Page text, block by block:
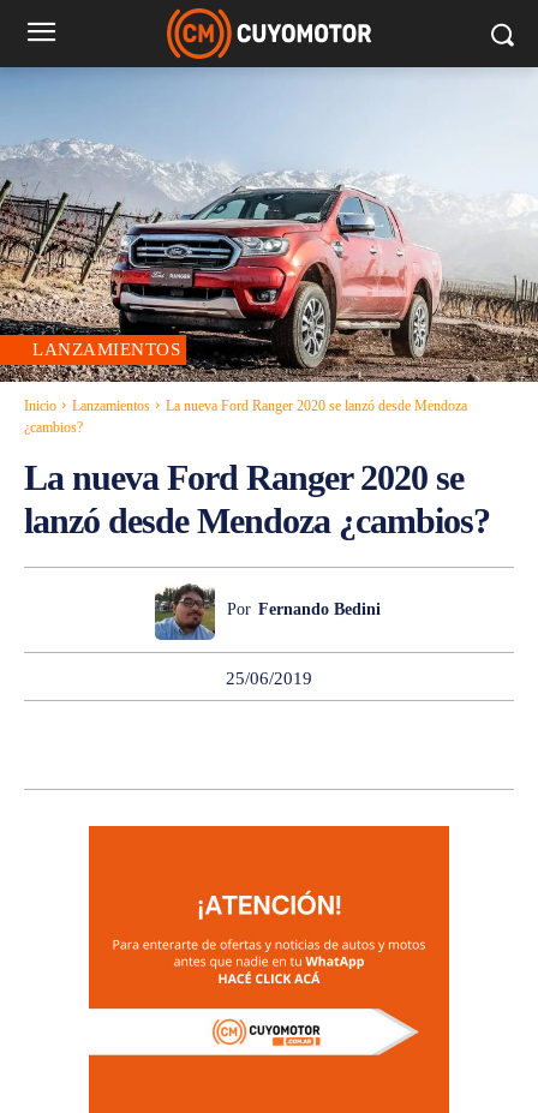
LANZAMIENTOS
Inicio Lanzamientos
La nueva Ford Ranger 2020 se lanzó desde Mendoza
¿cambios?
La nueva Ford Ranger 2020 se
lanzó desde Mendoza ¿cambios?
Por Fernando Bedini
25/06/2019